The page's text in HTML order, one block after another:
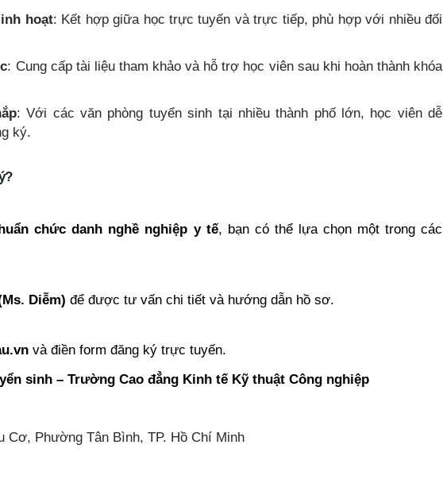
hoạt: Kết hợp giữa học trực tuyến và trực tiếp, phù hợp với nhiều đối
: Cung cấp tài liệu tham khảo và hỗ trợ học viên sau khi hoàn thành khóa
: Với các văn phòng tuyển sinh tại nhiều thành phố lớn, học viên dễ
ký.
chức danh nghề nghiệp y tế, bạn có thể lựa chọn một trong các
Diễm) để được tư vấn chi tiết và hướng dẫn hồ sơ.
và điền form đăng ký trực tuyến.
sinh – Trường Cao đẳng Kinh tế Kỹ thuật Công nghiệp
Cơ, Phường Tân Bình, TP. Hồ Chí Minh